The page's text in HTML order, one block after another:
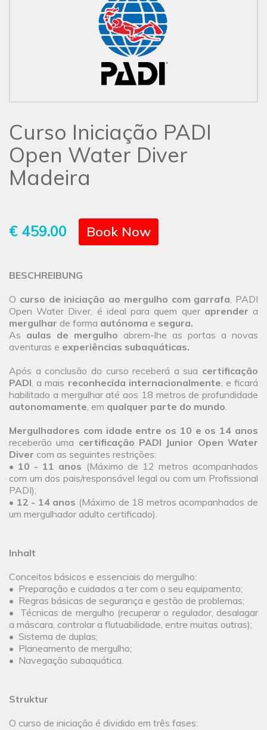
Curso Iniciação PADI
Open Water Diver
Madeira
€ 459.00 Book Now
BESCHREIBUNG
O curso de iniciação ao mergulho com garrafa, PADI
Open Water Diver, é ideal para quem queraprender a
mergulhar de forma autónoma e segura.
As aulas de mergulho abrem-lhe as portas a novas
aventuras e experiências subaquáticas.
Após a conclusão do curso receberá a sua certificação
PADI, a mais reconhecida internacionalmente, e ficará
habilitado a mergulhar até aos 18 metros de profundidade
autonomamente, em qualquer parte do mundo.
Mergulhadores com idade entre os 10 e os 14 anos
receberão uma certificação PADI Junior Open Water
Diver com as seguintes restrições:
• 10 - 11 anos (Máximo de 12 metros acompanhados
com um dos pais/responsável legal ou com um Profissional
PADI);
• 12 - 14 anos (Máximo de 18 metros acompanhados de
um mergulhador adulto certificado).
Inhalt
Conceitos básicos e essenciais do mergulho:
• Preparação e cuidados a ter com o seu equipamento;
• Regras básicas de segurança e gestão de problemas;
• Técnicas de mergulho (recuperar o regulador, desalagar
a máscara, controlar a flutuabilidade, entre muitas outras);
• Sistema de duplas;
• Planeamento de mergulho;
• Navegação subaquática.
Struktur
O curso de iniciação é dividido em três fases: